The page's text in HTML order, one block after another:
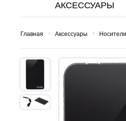
АКСЕССУАРЫ
Главная › Аксессуары ›